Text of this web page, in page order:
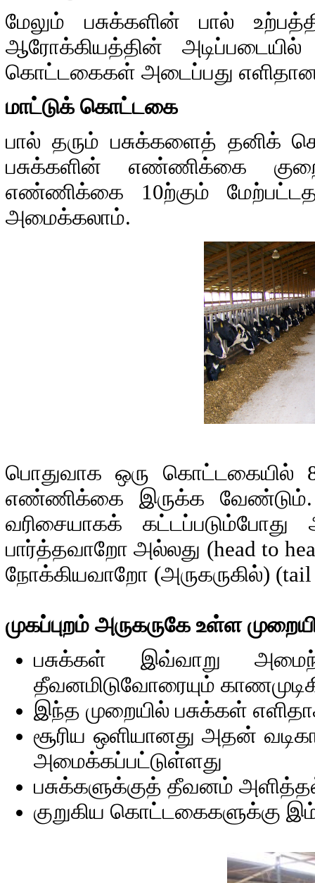
மேலும் பசுக்களின் பால்
ஆரோக்கியத்தின்
கொட்டகைகள் அடைப்பது எளிதான
மாட்டுக் கொட்டகை
பால் தரும் பசுக்களைத் தனிக்
பசுக்களின் எண்ணிக்கை
எண்ணிக்கை 10ற்கும்
அமைக்கலாம்.
பொதுவாக ஒரு கொட்டகையில்
எண்ணிக்கை இருக்க
வரிசையாகக்
பார்த்தவாறோ அல்லது (head to
நோக்கியவாறோ (அருகருகில்)
முகப்புறம் அருகருகே உள்ள
பசுக்கள் இவ்வாறு
தீவனமிடுவோரையும்
இந்த முறையில் பசுக்கள்
சூரிய ஒளியானது அதன்
அமைக்கப்பட்டுள்ளது
பசுக்களுக்குத் தீவனம்
குறுகிய கொட்டகைகளுக்கு